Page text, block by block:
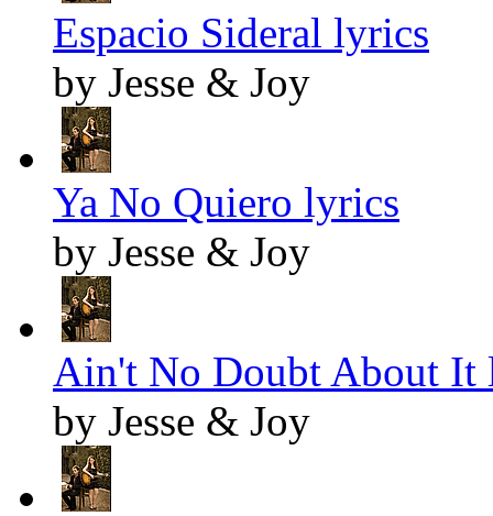
Espacio Sideral lyrics
by Jesse & Joy
Ya No Quiero lyrics
by Jesse & Joy
Ain't No Doubt About It
by Jesse & Joy